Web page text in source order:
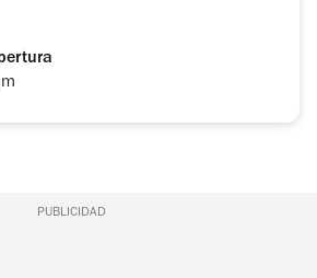
PUBLICIDAD